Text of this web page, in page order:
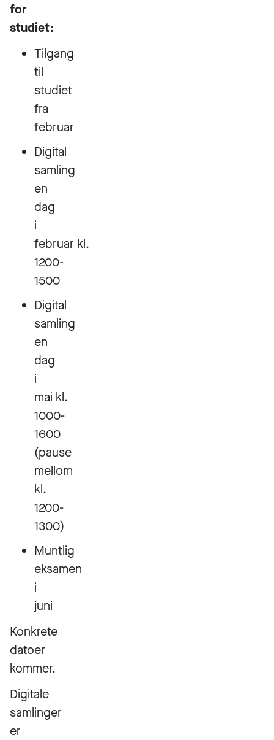
for
studiet:
Tilgang
til
studiet
fra
februar
Digital
samling
en
dag
i
februar kl.
1200-
1500
Digital
samling
en
dag
i
mai kl.
1000-
1600
(pause
mellom
kl.
1200-
1300)
Muntlig
eksamen
i
juni
Konkrete
datoer
kommer.
Digitale
samlinger
er